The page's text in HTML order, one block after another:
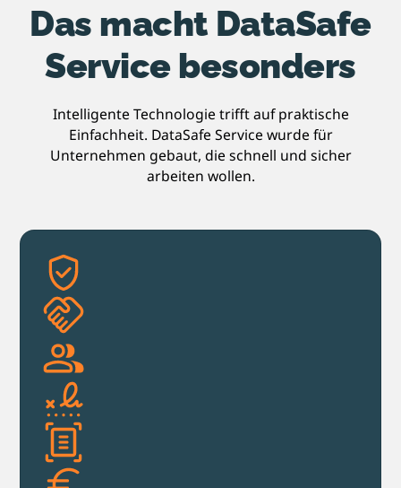
Das macht DataSafe
Service besonders
Intelligente Technologie trifft auf praktische
Einfachheit. DataSafe Service wurde für
Unternehmen gebaut, die schnell und sicher
arbeiten wollen.